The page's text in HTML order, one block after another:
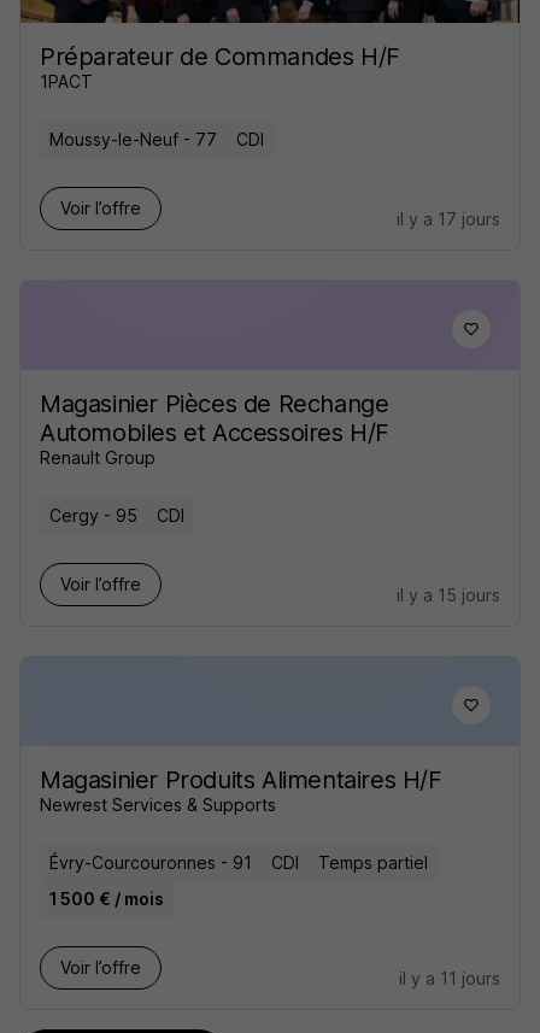
Préparateur de Commandes H/F
1PACT
Moussy-le-Neuf - 77 CDI
Voir l’offre
il y a 17 jours
Magasinier Pièces de Rechange
Automobiles et Accessoires H/F
Renault Group
Cergy - 95 CDI
Voir l’offre
il y a 15 jours
Magasinier Produits Alimentaires H/F
Newrest Services & Supports
Évry-Courcouronnes - 91 CDI
Temps partiel
1 500 € / mois
Voir l’offre
il y a 11 jours